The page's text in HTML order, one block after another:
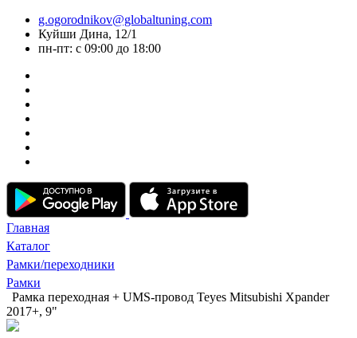
g.ogorodnikov@globaltuning.com
Куйши Дина, 12/1
пн-пт: с 09:00 до 18:00
Главная
Каталог
Рамки/переходники
Рамки
Рамка переходная + UMS-провод Teyes Mitsubishi Xpander
2017+, 9"